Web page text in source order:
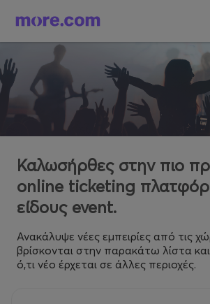
Καλωσήρθες στην πιο
online ticketing
είδους event.
Ανακάλυψε νέες εμπειρίες από τις
βρίσκονται στην παρακάτω λίστα
ό,τι νέο έρχεται σε άλλες περιοχές.